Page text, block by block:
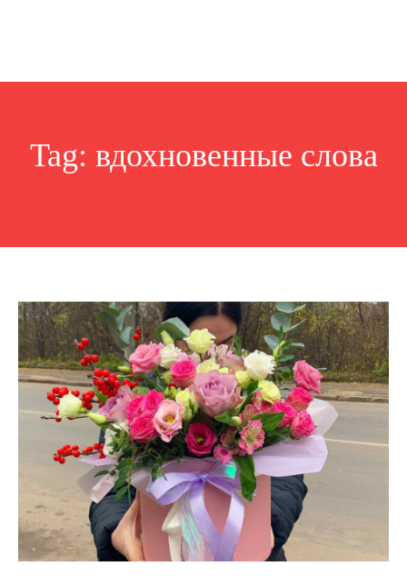
Tag: вдохновенные слова